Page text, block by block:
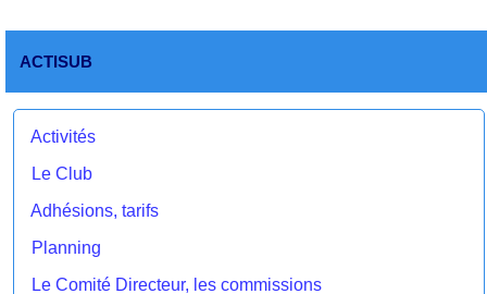
ACTISUB
Activités
Le Club
Adhésions, tarifs
Planning
Le Comité Directeur, les commissions